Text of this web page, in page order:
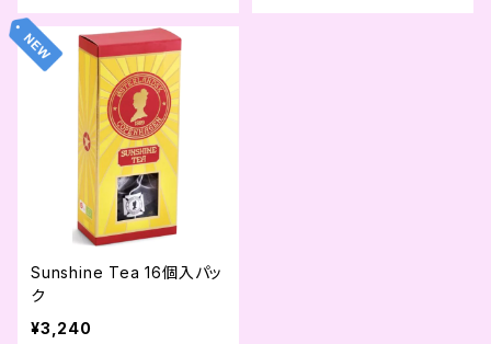
Sunshine Tea 16個入パッ
ク
¥3,240